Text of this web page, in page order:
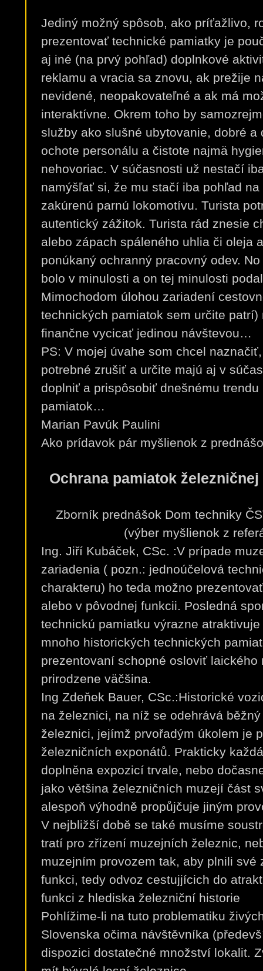
Jediný možný spôsob, ako príťažlivo,
prezentovať technické pamiatky je
aj iné (na prvý pohľad) doplnkové
reklamu a vracia sa znovu, ak prežije
nevidené, neopakovateľné a ak má
interaktívne. Okrem toho by
služby ako slušné ubytovanie, dobré
ochote personálu a čistote najmä
nehovoriac. V súčasnosti už nestačí
namýšľať si, že mu stačí iba pohľad
zakúrenú parnú lokomotívu. Turista
autentický zážitok. Turista rád znesie
alebo zápach spáleného uhlia či oleja
ponúkaný ochranný pracovný odev.
bolo v minulosti a on tej minulosti
Mimochodom úlohou zariadení
technických pamiatok sem určite
finančne vycicať jedinou návštevou…
PS: V mojej úvahe som chcel
potrebné zrušiť a určite majú aj v
doplniť a prispôsobiť dnešnému
pamiatok…
Marian Pavúk Paulini
Ako prídavok pár myšlienok z
Ochrana pamiatok
Zborník prednášok Dom techniky
(výber myšlienok z
Ing. Jiří Kubáček, CSc. :V prípade
zariadenia ( pozn.: jednoúčelová
charakteru) ho teda možno
alebo v pôvodnej funkcii. Posledná
technickú pamiatku výrazne
mnoho historických technických
prezentovaní schopné osloviť
prirodzene väčšina.
Ing Zdeňek Bauer, CSc.:Historické
na železnici, na níž se odehrává
železnici, jejímž prvořadým úkolem je
železničních exponátů. Prakticky
doplněna expozicí trvale, nebo
jako většina železničních muzejí část
alespoň výhodně propůjčuje jiným
V nejbližší době se také musíme
tratí pro zřízení muzejních železnic,
muzejním provozem tak, aby plnili své
funkci, tedy odvoz cestujjícich do
funkci z hlediska železniční historie
Pohlížime-li na tuto problematiku
Slovenska očima návštěvníka
dispozici dostatečné množství lokalit.